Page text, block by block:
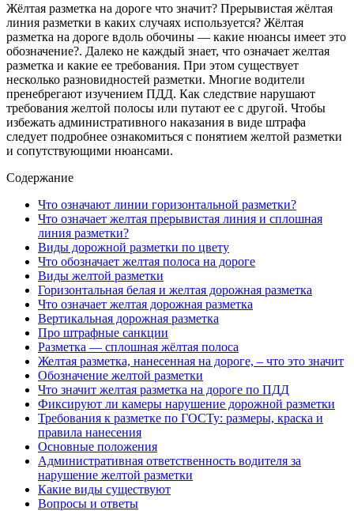
Жёлтая разметка на дороге что значит? Прерывистая жёлтая
линия разметки в каких случаях используется? Жёлтая
разметка на дороге вдоль обочины — какие нюансы имеет это
обозначение?. Далеко не каждый знает, что означает желтая
разметка и какие ее требования. При этом существует
несколько разновидностей разметки. Многие водители
пренебрегают изучением ПДД. Как следствие нарушают
требования желтой полосы или путают ее с другой. Чтобы
избежать административного наказания в виде штрафа
следует подробнее ознакомиться с понятием желтой разметки
и сопутствующими нюансами.
Содержание
Что означают линии горизонтальной разметки?
Что означает желтая прерывистая линия и сплошная
линия разметки?
Виды дорожной разметки по цвету
Что обозначает желтая полоса на дороге
Виды желтой разметки
Горизонтальная белая и желтая дорожная разметка
Что означает желтая дорожная разметка
Вертикальная дорожная разметка
Про штрафные санкции
Разметка — сплошная жёлтая полоса
Желтая разметка, нанесенная на дороге, – что это значит
Обозначение желтой разметки
Что значит желтая разметка на дороге по ПДД
Фиксируют ли камеры нарушение дорожной разметки
Требования к разметке по ГОСТу: размеры, краска и
правила нанесения
Основные положения
Административная ответственность водителя за
нарушение желтой разметки
Какие виды существуют
Вопросы и ответы